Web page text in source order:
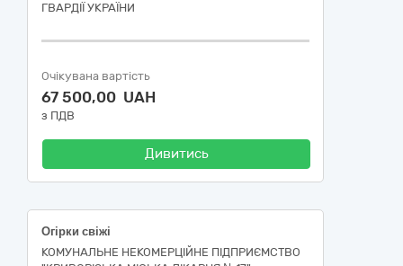
ГВАРДІЇ УКРАЇНИ
Очікувана вартість
67 500,00 UAH
з ПДВ
Дивитись
Огірки свіжі
КОМУНАЛЬНЕ НЕКОМЕРЦІЙНЕ ПІДПРИЄМСТВО